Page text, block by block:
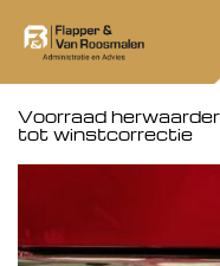
Voorraad
tot winstcorrectie